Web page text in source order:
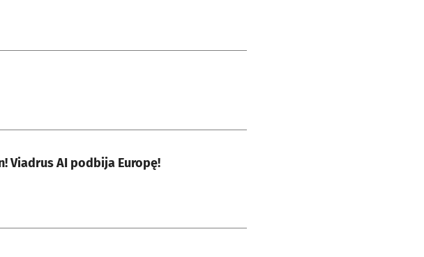
Viadrus AI podbija Europę!